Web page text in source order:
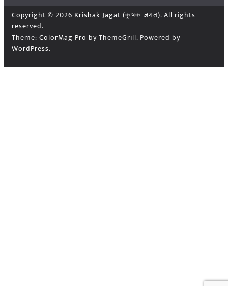
Copyright © 2026 Krishak Jagat (कृषक जगत). All rights
reserved.
Theme: ColorMag Pro by ThemeGrill. Powered by
WordPress.